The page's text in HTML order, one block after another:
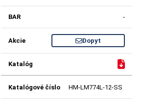
-
Dopyt
HM-LM774L-12-SS